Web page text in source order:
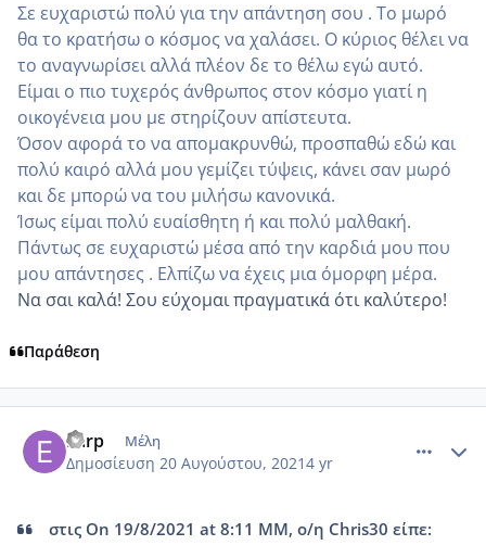
Σε ευχαριστώ πολύ για την απάντηση σου . Το μωρό
θα το κρατήσω ο κόσμος να χαλάσει. Ο κύριος θέλει να
το αναγνωρίσει αλλά πλέον δε το θέλω εγώ αυτό.
Είμαι ο πιο τυχερός άνθρωπος στον κόσμο γιατί η
οικογένεια μου με στηρίζουν απίστευτα.
Όσον αφορά το να απομακρυνθώ, προσπαθώ εδώ και
πολύ καιρό αλλά μου γεμίζει τύψεις, κάνει σαν μωρό
και δε μπορώ να του μιλήσω κανονικά.
Ίσως είμαι πολύ ευαίσθητη ή και πολύ μαλθακή.
Πάντως σε ευχαριστώ μέσα από την καρδιά μου που
μου απάντησες . Ελπίζω να έχεις μια όμορφη μέρα.
Να σαι καλά! Σου εύχομαι πραγματικά ότι καλύτερο!
Παράθεση
Earp Μέλη
Δημοσίευση 20 Αυγούστου, 20214 yr
στις On 19/8/2021 at 8:11 ΜΜ, ο/η Chris30 είπε: